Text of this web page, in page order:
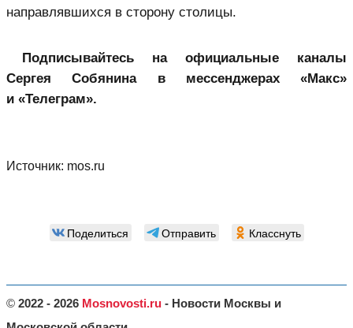
направлявшихся в сторону столицы.
Подписывайтесь на официальные каналы
Сергея Собянина в мессенджерах «Макс»
и «Телеграм».
Источник: mos.ru
Поделиться Отправить Класснуть
© 2022 - 2026 Mosnovosti.ru - Новости Москвы и